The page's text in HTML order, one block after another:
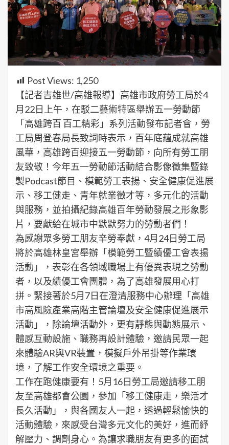
Post Views: 1,250
【記者吉雄世/高雄報導】高雄市政府勞工局於4
月22日上午，在駁二藝術特區舉辦五一勞動節
「高雄跨百 百工精彩」系列活動發布記者會，勞
工局周登春局長致詞時表示，百年底蘊成就高雄
風華，高雄跨百迎接五一勞動節，向所有勞工朋
友致敬！今年五一勞動節活動結合影像徵集暨錄
製Podcast節目、模範勞工表揚、安全健康促進展
示、移工健走、青年就業徵才等，多元化的活動
與服務，並拍攝紀錄高雄百年勞動發展之形象影
片，要獻給在城市中默默努力的勞動者們！
為感謝眾多勞工朋友辛勞奉獻，4月24日勞工局
將於高雄林皇宮舉辦「模範勞工暨績優工會表揚
活動」，表彰在各領域職場上有優異表現之勞動
者，以及績優工會團體，為了高雄發展用心打
拼。緊接著於5月7日在澄清服務中心辦理「高雄
市高風險產業高階主管論壇及安全健康促進展示
活動」，除論壇活動外，更有靜態與動態展示、
體感互動設施、職務再設計體驗，邀請民眾一起
來體驗AR與VR裝置，模擬戶外吊掛等作業環
境，了解工作安全環境之重要。
工作在跑健康要有！5月16日勞工局邀請移工朋
友至高雄都會公園，參加「移工健康走，樂活才
長久活動」，與各國友人一起，透過輕鬆愉快的
活動體驗，來感受台灣多元文化的美好，進而紓
解壓力、調劑身心。為讓求職朋友有更多的面試